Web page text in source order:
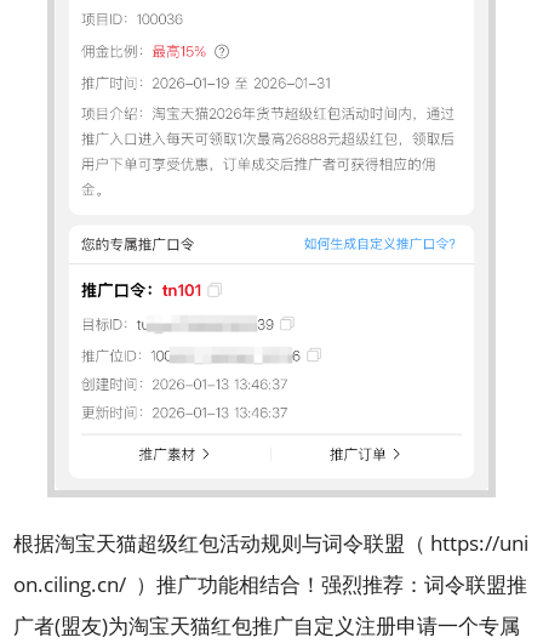
根据淘宝天猫超级红包活动规则与词令联盟（ https://uni
on.ciling.cn/ ）推广功能相结合！强烈推荐：词令联盟推
广者(盟友)为淘宝天猫红包推广自定义注册申请一个专属